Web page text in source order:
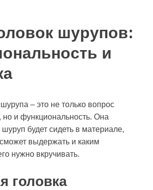
шурупов:
и
– это не только вопрос
но и функциональность. Она
шуруп будет сидеть в материале,
сможет выдержать и каким
нужно вкручивать.
головка